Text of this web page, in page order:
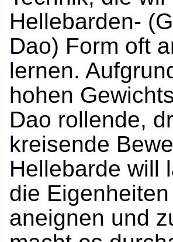
Hellebarden-
Dao) Form oft
lernen.
hohen
Dao rollende,
kreisende
Hellebarde will
die
aneignen und